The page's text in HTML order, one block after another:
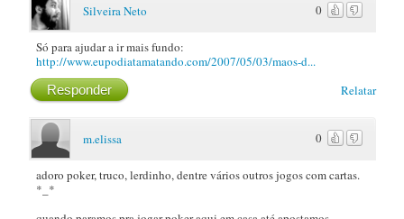
0
Silveira Neto
Só para ajudar a ir mais fundo:
http://www.eupodiatamatando.com/2007/05/03/maos-d...
Relatar
Responder
0
m.elissa
adoro poker, truco, lerdinho, dentre vários outros jogos com cartas.
*_*